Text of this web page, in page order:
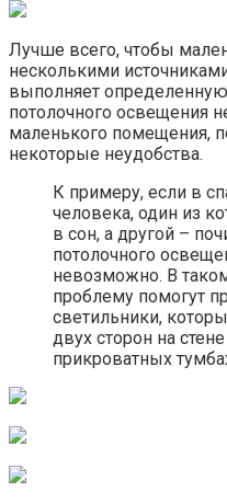
Лучше всего, чтобы
несколькими
выполняет
потолочного освещения
маленького помещения,
некоторые неудобства.
К примеру, если в
человека, один из
в сон, а другой –
потолочного
невозможно. В
проблему помогут
светильники,
двух сторон на
прикроватных